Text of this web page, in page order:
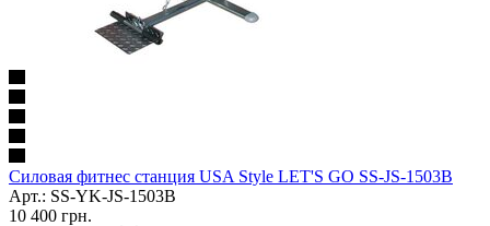
Силовая фитнес станция USA Style LET'S GO SS-JS-1503B
Арт.: SS-YK-JS-1503B
10 400 грн.